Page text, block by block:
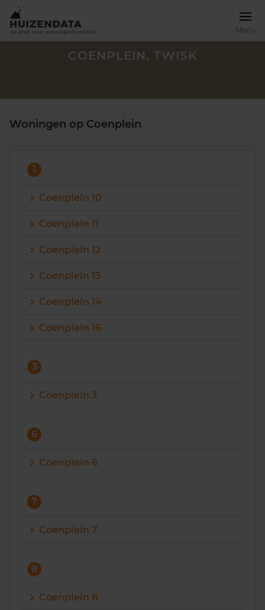
Menu
088 220 4200
Maandag t/m vrijdag - 08:00 -18:00
COENPLEIN, TWISK
Woningen op Coenplein
1
Coenplein 10
Coenplein 11
Coenplein 12
Coenplein 13
Coenplein 14
Coenplein 16
3
Coenplein 3
6
Coenplein 6
7
Coenplein 7
8
Coenplein 8